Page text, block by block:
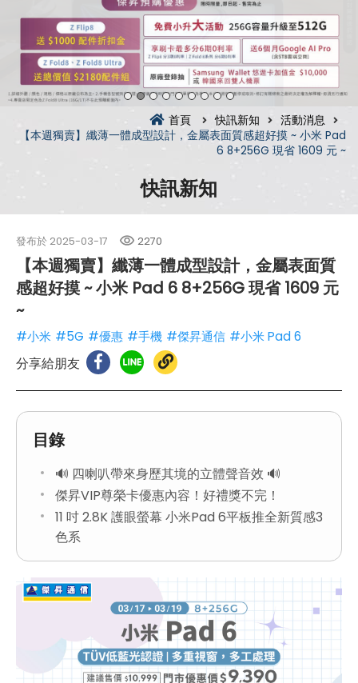
首頁 快訊新知
活動消息
【本週獨賣】纖薄一體成型設計，金屬表面質感超好摸 ~ 小米 Pad
6 8+256G 現省 1609 元 ~
快訊新知
發布於 2025-03-17 2270
【本週獨賣】纖薄一體成型設計，金屬表面質
感超好摸 ~ 小米 Pad 6 8+256G 現省 1609 元
~
#小米 #5G #優惠 #手機 #傑昇通信 #小米 Pad 6
分享給朋友
目錄
🔊 四喇叭帶來身歷其境的立體聲音效 🔊
傑昇VIP尊榮卡優惠內容！好禮獎不完！
11 吋 2.8K 護眼螢幕 小米Pad 6平板推全新質感3
色系